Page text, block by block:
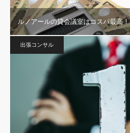
ルノアールの貸会議室はコスパ最高！
出張コンサル